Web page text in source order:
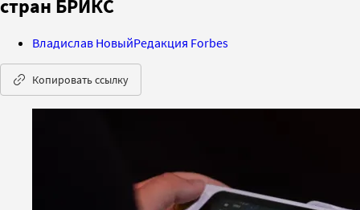
стран БРИКС
Владислав НовыйРедакция Forbes
Копировать ссылку